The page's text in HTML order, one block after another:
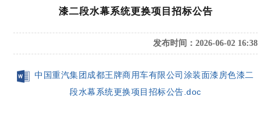
漆二段水幕系统更换项目招标公告
发布时间：2026-06-02 16:38
中国重汽集团成都王牌商用车有限公司涂装面漆房色漆二
段水幕系统更换项目招标公告.doc